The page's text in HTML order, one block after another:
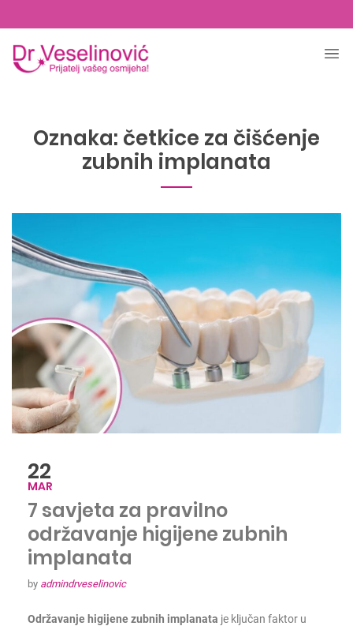
Oznaka: četkice za čišćenje
zubnih implanata
22
MAR
7 savjeta za pravilno
održavanje higijene zubnih
implanata
by admindrveselinovic
Održavanje higijene zubnih implanata je ključan faktor u